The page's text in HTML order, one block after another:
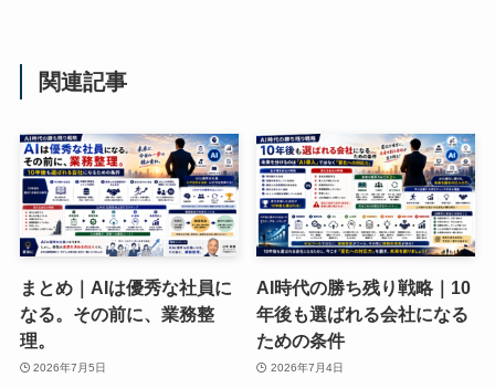
関連記事
まとめ｜AIは優秀な社員に
なる。その前に、業務整
理。
2026年7月5日
AI時代の勝ち残り戦略｜10
年後も選ばれる会社になる
ための条件
2026年7月4日